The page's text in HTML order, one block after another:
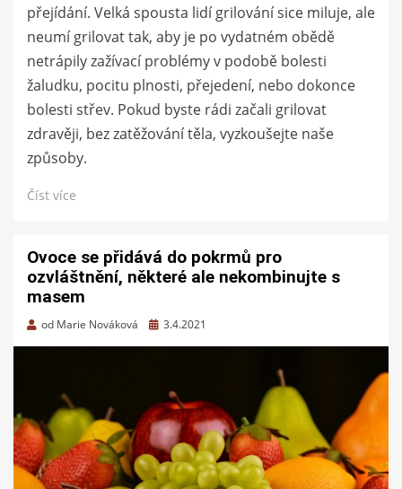
přejídání. Velká spousta lidí grilování sice miluje, ale
neumí grilovat tak, aby je po vydatném obědě
netrápily zažívací problémy v podobě bolesti
žaludku, pocitu plnosti, přejedení, nebo dokonce
bolesti střev. Pokud byste rádi začali grilovat
zdravěji, bez zatěžování těla, vyzkoušejte naše
způsoby.
Číst více
Ovoce se přidává do pokrmů pro
ozvláštnění, některé ale nekombinujte s
masem
od Marie Nováková
Zveřejněno
3.4.2021